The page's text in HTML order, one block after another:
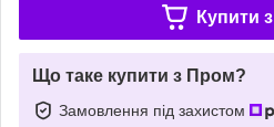
Купити з
Що таке купити з Пром?
Замовлення під захистом